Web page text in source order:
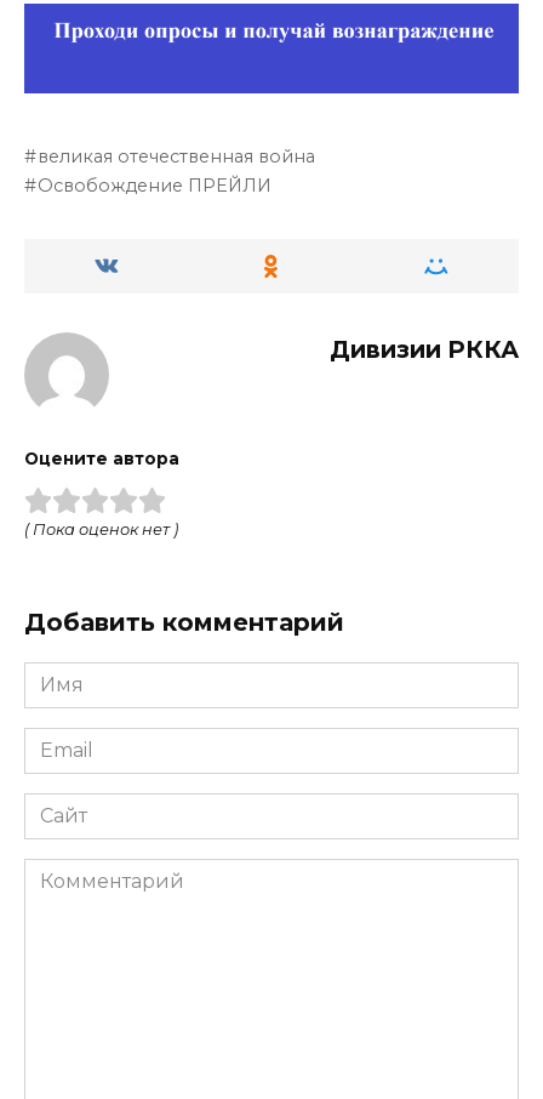
великая отечественная война
Освобождение ПРЕЙЛИ
Дивизии РККА
Оцените автора
( Пока оценок нет )
Добавить комментарий
Имя
Email
Сайт
Комментарий